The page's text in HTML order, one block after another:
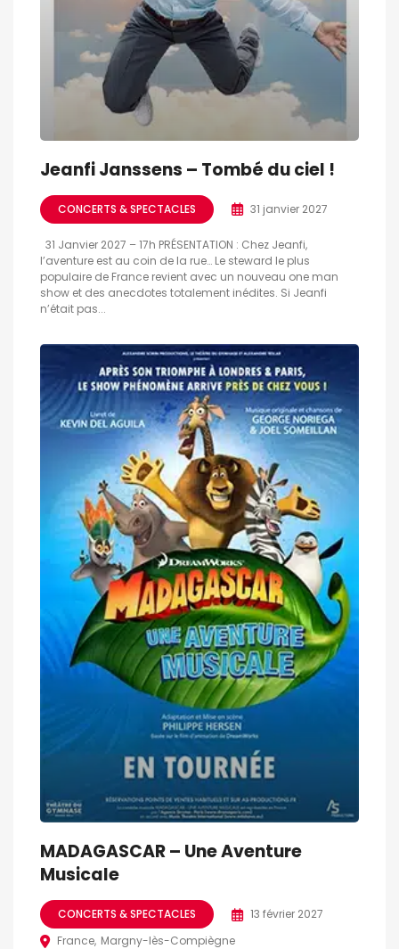
Jeanfi Janssens – Tombé du ciel !
CONCERTS & SPECTACLES 31 janvier 2027
31 Janvier 2027 – 17h PRÉSENTATION : Chez Jeanfi,
l’aventure est au coin de la rue… Le steward le plus
populaire de France revient avec un nouveau one man
show et des anecdotes totalement inédites. Si Jeanfi
n’était pas...
MADAGASCAR – Une Aventure
Musicale
CONCERTS & SPECTACLES
13 février 2027
France Margny-lès-Compiègne